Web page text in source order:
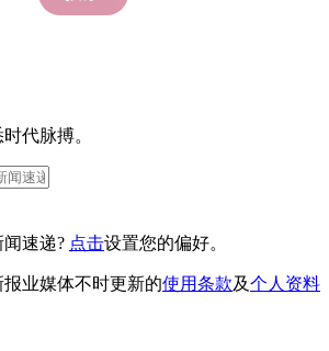
代脉搏。
速递? 点击设置您的偏好。
业媒体不时更新的使用条款及个人资料